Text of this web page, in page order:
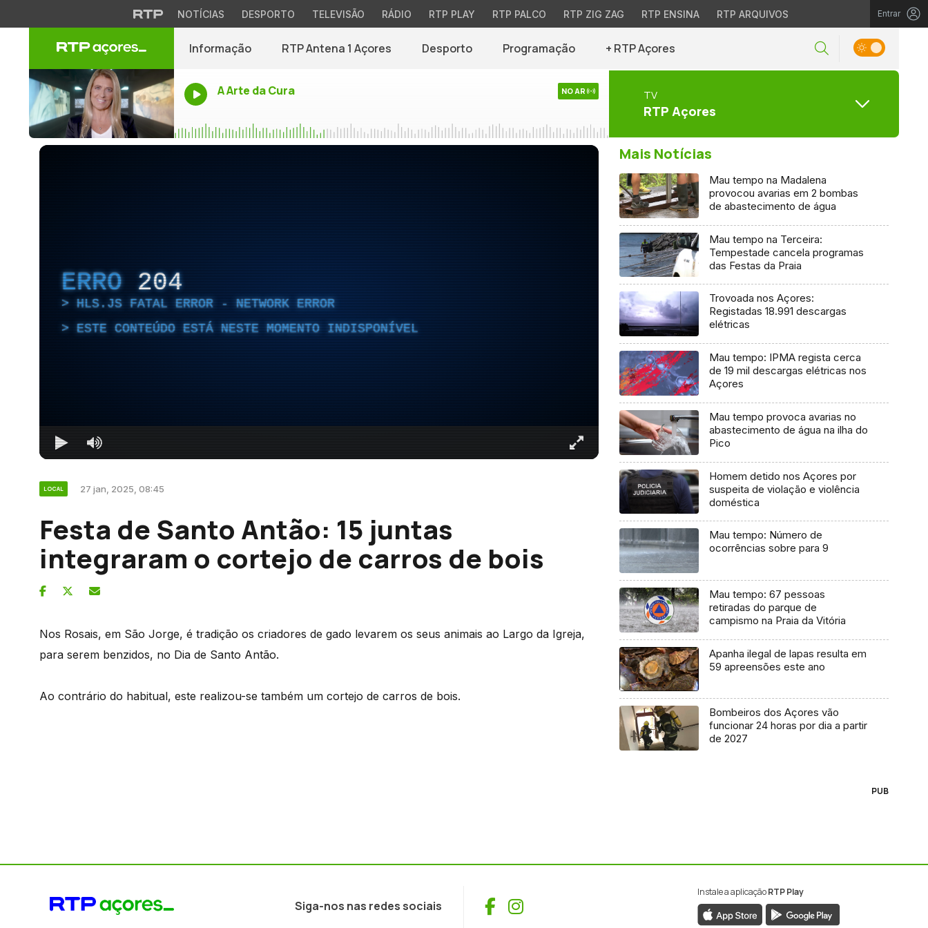
NOTÍCIAS DESPORTO TELEVISÃO RÁDIO RTP PLAY RTP PALCO RTP ZIG ZAG RTP ENSINA RTP ARQUIVOS Entrar
Informação RTP Antena 1 Açores Desporto Programação + RTP Açores
A Arte da Cura NO AR TV
RTP Açores
ERRO 204
HLS.JS FATAL ERROR - NETWORK ERROR
ESTE CONTEÚDO ESTÁ NESTE MOMENTO INDISPONÍVEL
LOCAL 27 jan, 2025, 08:45
Festa de Santo Antão: 15 juntas
integraram o cortejo de carros de bois
Nos Rosais, em São Jorge, é tradição os criadores de gado levarem os seus animais ao Largo da Igreja,
para serem benzidos, no Dia de Santo Antão.
Ao contrário do habitual, este realizou-se também um cortejo de carros de bois.
Mais Notícias
Mau tempo na Madalena
provocou avarias em 2 bombas
de abastecimento de água
Mau tempo na Terceira:
Tempestade cancela programas
das Festas da Praia
Trovoada nos Açores:
Registadas 18.991 descargas
elétricas
Mau tempo: IPMA regista cerca
de 19 mil descargas elétricas nos
Açores
Mau tempo provoca avarias no
abastecimento de água na ilha do
Pico
Homem detido nos Açores por
suspeita de violação e violência
doméstica
Mau tempo: Número de
ocorrências sobre para 9
Mau tempo: 67 pessoas
retiradas do parque de
campismo na Praia da Vitória
Apanha ilegal de lapas resulta em
59 apreensões este ano
Bombeiros dos Açores vão
funcionar 24 horas por dia a partir
de 2027
PUB
Siga-nos nas redes sociais Facebook
Instagram
Instale a aplicaçãoRTP Play